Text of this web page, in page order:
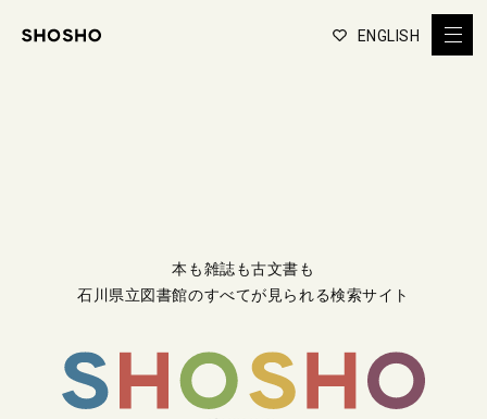
ENGLISH
本も雑誌も古文書も
石川県立図書館のすべてが見られる検索サイト